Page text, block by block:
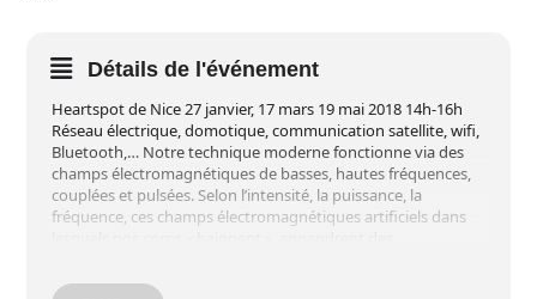
Détails de l'événement
Heartspot de Nice 27 janvier, 17 mars 19 mai 2018 14h-16h
Réseau électrique, domotique, communication satellite, wifi,
Bluetooth,… Notre technique moderne fonctionne via des
champs électromagnétiques de basses, hautes fréquences,
couplées et pulsées. Selon l’intensité, la puissance, la
fréquence, ces champs électromagnétiques artificiels dans
immunitaire et cellulaire. Nous verrons comment, pourquoi